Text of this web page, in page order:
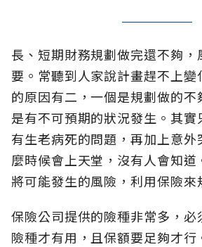
長、短期財務規劃做完還不夠，
要。常聽到人家說計畫趕不上
的原因有二，一個是規劃做的
是有不可預期的狀況發生。其實
有生老病死的問題，再加上意外
麼時候會上天堂，沒有人會知道
將可能發生的風險，利用保險來
保險公司提供的險種非常多，必
險種才有用，且保額要足夠才